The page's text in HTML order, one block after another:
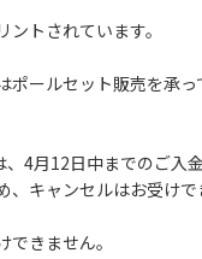
トされています。
ールセット販売を承
4月12日中までのご入
キャンセルはお受けで
きません。